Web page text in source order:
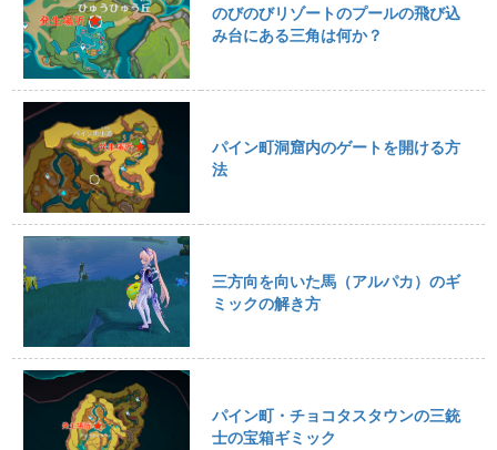
のびのびリゾートのプールの飛び込
み台にある三角は何か？
パイン町洞窟内のゲートを開ける方
法
三方向を向いた馬（アルパカ）のギ
ミックの解き方
パイン町・チョコタスタウンの三銃
士の宝箱ギミック